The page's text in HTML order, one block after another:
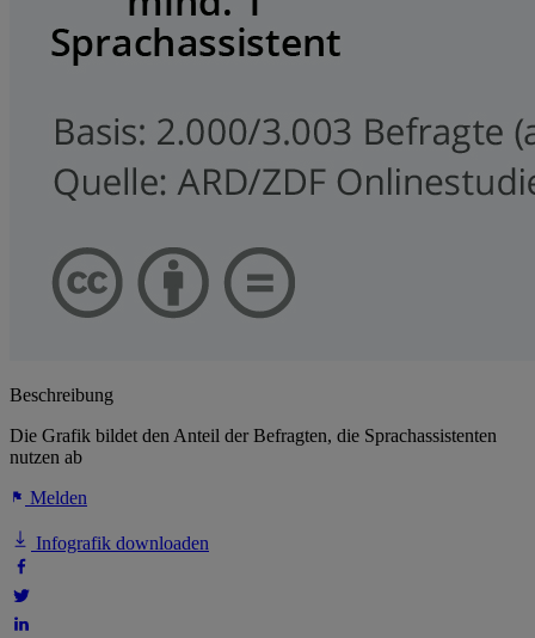
Beschreibung
Die Grafik bildet den Anteil der Befragten, die Sprachassistenten
nutzen ab
Melden
Infografik downloaden